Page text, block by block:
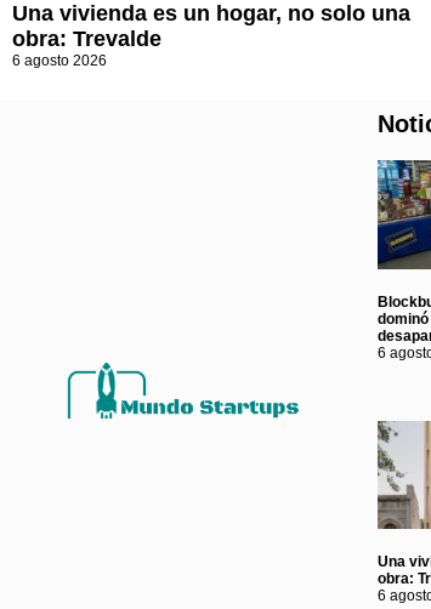
Una vivienda es un hogar, no solo una
obra: Trevalde
6 agosto 2026
6
Una
obra:
6